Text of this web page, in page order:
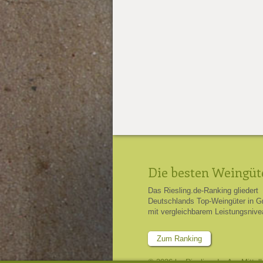
Die besten
Das Riesling.de-Ranking gliedert
Deutschlands Top-Weingüter in
mit vergleichbarem
Zum Ranking